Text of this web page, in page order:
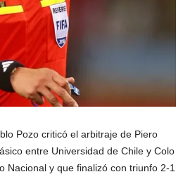
Pozo criticó el arbitraje de Piero
entre Universidad de Chile y Colo
Nacional y que finalizó con triunfo 2-1